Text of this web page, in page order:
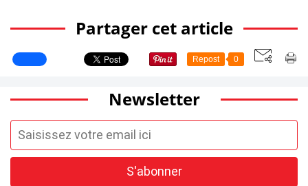
Partager cet article
Repost 0
Newsletter